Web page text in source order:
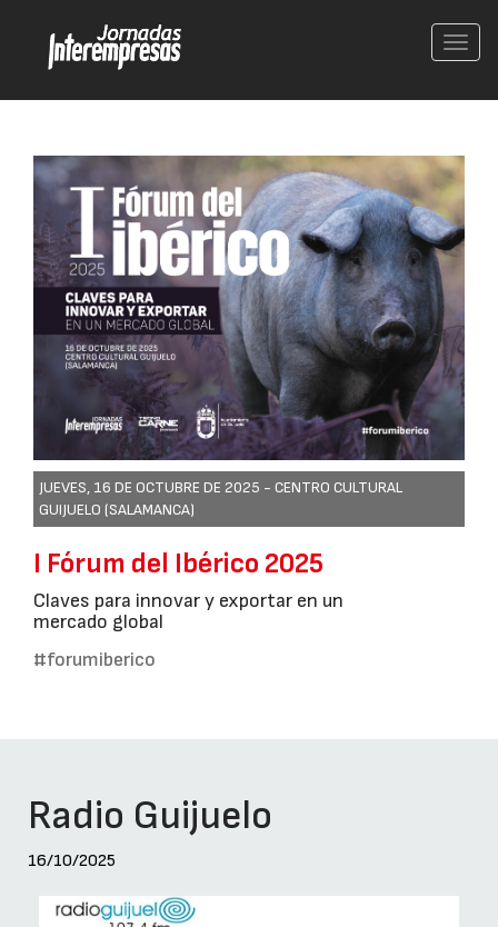
JUEVES, 16 DE OCTUBRE DE 2025 - CENTRO CULTURAL
GUIJUELO (SALAMANCA)
I Fórum del Ibérico 2025
Claves para innovar y exportar en un
mercado global
#forumiberico
Radio Guijuelo
16/10/2025